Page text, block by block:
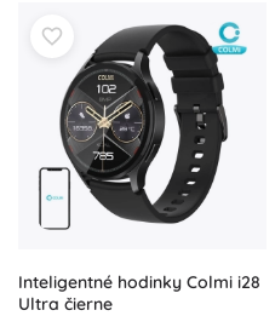
Inteligentné hodinky Colmi i28
Ultra čierne